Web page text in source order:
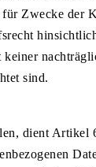
Zwecke
keiner
sind.
dient Artikel